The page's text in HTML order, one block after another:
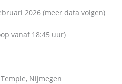
2026 (meer data volgen)
vanaf 18:45 uur)
Nijmegen